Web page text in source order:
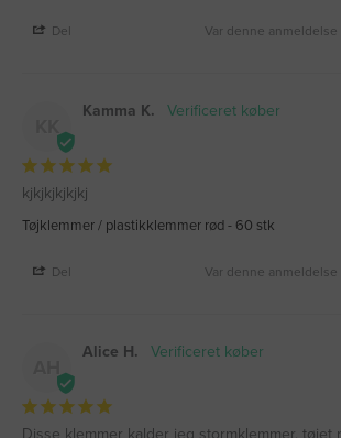
Del Var denne
Kamma K.
kjkjkjkjkjkj
Tøjklemmer / plastikklemmer rød - 60 stk
Del Var denne
Alice H.